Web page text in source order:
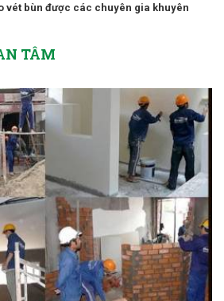
vét bùn được các chuyên gia khuyên
TÂM